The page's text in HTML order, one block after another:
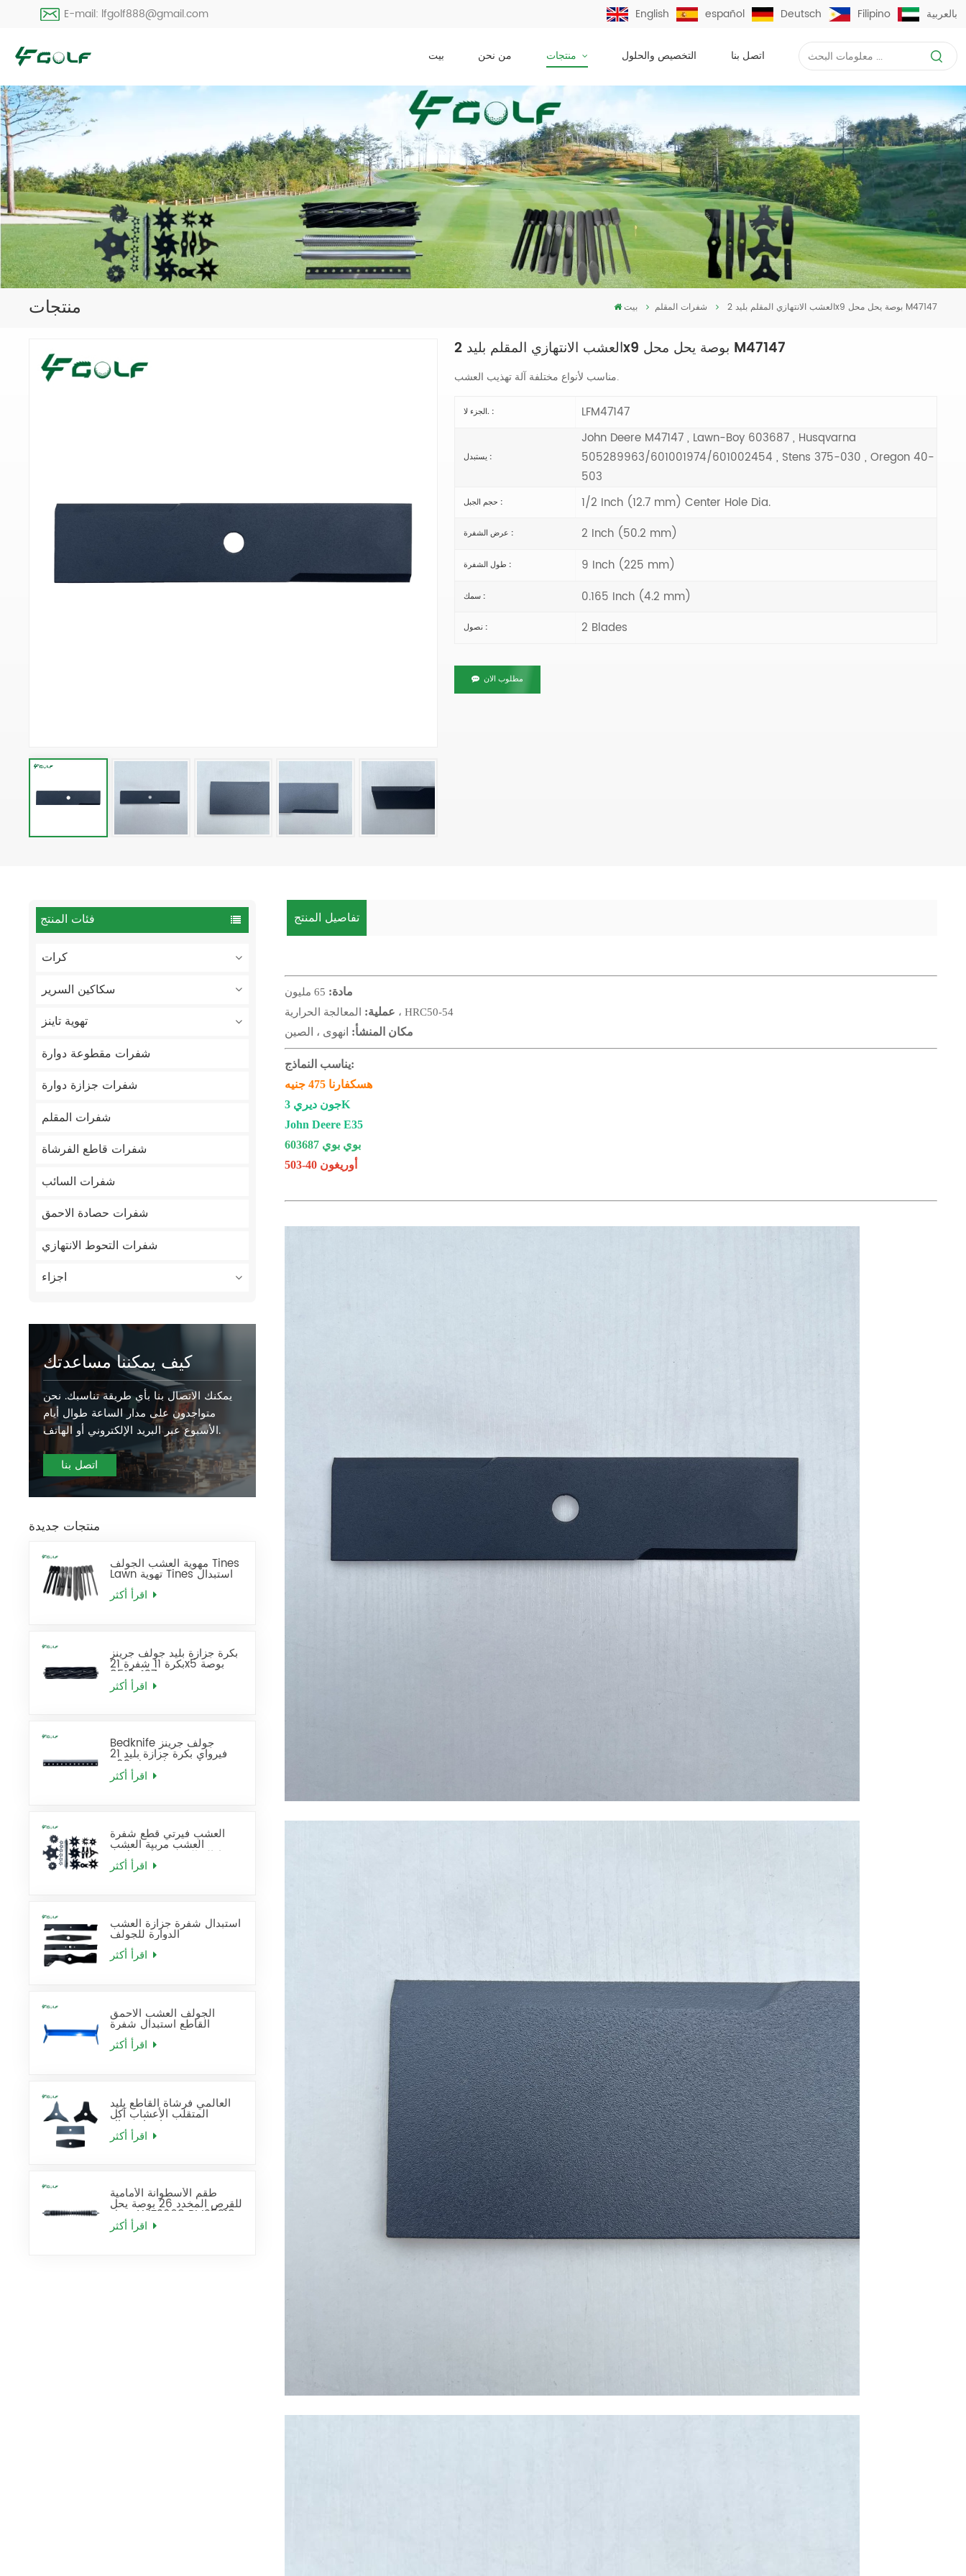
E-mail: lfgolf888@gmail.com English español Deutsch Filipino بالعربية
بيت من نحن التخصيص والحلول اتصل بنا
منتجات بيت شفرات المقلم العشب الانتهازي المقلم بليد 2x9 بوصة يحل محل M47147
العشب الانتهازي المقلم بليد 2x9 بوصة يحل محل M47147
مناسب لأنواع مختلفةآلة تهذيب العشب.
الجزء لا. : LFM47147
يستبدل :
John Deere M47147 , Lawn-Boy 603687 , Husqvarna
505289963/601001974/601002454 , Stens 375-030 , Oregon 40-
503
حجم الجبل : 1/2 Inch (12.7 mm) Center Hole Dia.
عرض الشفرة : 2 Inch (50.2 mm)
طول الشفرة : 9 Inch (225 mm)
سمك : 0.165 Inch (4.2 mm)
نصول : 2 Blades
مطلوب الان
فئات المنتج
كرات
سكاكين السرير
تهوية تاينز
شفرات مقطوعة دوارة
شفرات جزازة دوارة
شفرات المقلم
شفرات قاطع الفرشاة
شفرات السائب
شفرات حصادة الاحمق
شفرات التحوط الانتهازي
اجزاء
كيف يمكننا مساعدتك
يمكنك الاتصال بنا بأي طريقة تناسبك. نحن
متواجدون على مدار الساعة طوال أيام
الأسبوع عبر البريد الإلكتروني أو الهاتف.
اتصل بنا
منتجات جديدة
مهوية العشب الجولف Tines
Lawn تهوية Tines استبدال
بكرة جزازة بليد جولف جرينز
بكرة 11 شفرة 21x5 بوصة
137-8512
Bedknife جولف جرينز
فيرواي بكرة جزازة بليد 21
4262
العشب فيرتي قطع شفرة
العشب مربية العشب
Dethatcher إزالة القش
شفرة استبدال
استبدال شفرة جزازة العشب
الدوارة للجولف
الجولف العشب الاحمق
القاطع استبدال شفرة
العالمي فرشاة القاطع بليد
المتقلب الأعشاب آكل
شفرات استبدال
طقم الأسطوانة الأمامية
للقرص المخدد 26 بوصة يحل
محل AMT2968 BM25318
تفاصيل المنتج
مادة: 65 مليون
عملية: المعالجة الحرارية ، HRC50-54
مكان المنشأ: انهوى ، الصين
يناسب النماذج:
هسكفارنا 475 جنيه
جون ديري 3K
John Deere E35
بوي بوي603687
أوريغون40-503